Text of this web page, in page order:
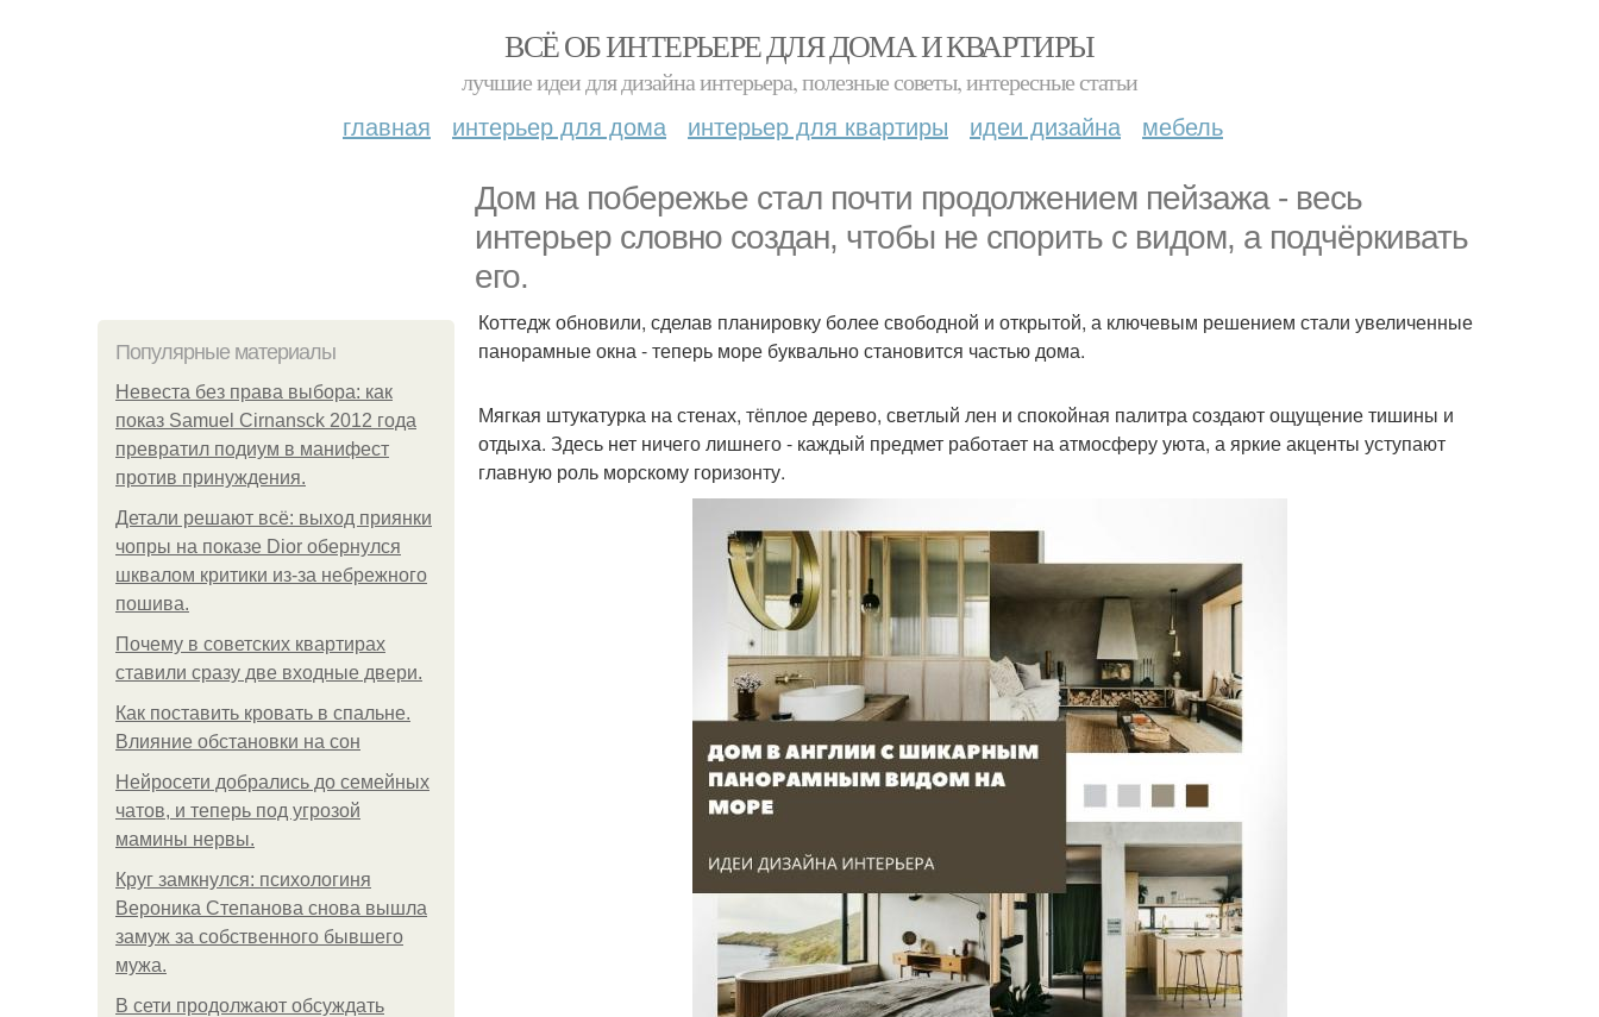
ВСЁ ОБ ИНТЕРЬЕРЕ ДЛЯ ДОМА И КВАРТИРЫ
лучшие идеи для дизайна интерьера, полезные советы, интересные статьи
главная интерьер для дома интерьер для квартиры идеи дизайна мебель
Дом на побережье стал почти продолжением пейзажа - весь
интерьер словно создан, чтобы не спорить с видом, а подчёркивать
его.
Популярные материалы
Невеста без права выбора: как
показ Samuel Cirnansck 2012 года
превратил подиум в манифест
против принуждения.
Детали решают всё: выход приянки
чопры на показе Dior обернулся
шквалом критики из-за небрежного
пошива.
Почему в советских квартирах
ставили сразу две входные двери.
Как поставить кровать в спальне.
Влияние обстановки на сон
Нейросети добрались до семейных
чатов, и теперь под угрозой
мамины нервы.
Круг замкнулся: психологиня
Вероника Степанова снова вышла
замуж за собственного бывшего
мужа.
В сети продолжают обсуждать
Коттедж обновили, сделав планировку более свободной и открытой, а ключевым решением стали увеличенные
панорамные окна - теперь море буквально становится частью дома.
Мягкая штукатурка на стенах, тёплое дерево, светлый лен и спокойная палитра создают ощущение тишины и
отдыха. Здесь нет ничего лишнего - каждый предмет работает на атмосферу уюта, а яркие акценты уступают
главную роль морскому горизонту.